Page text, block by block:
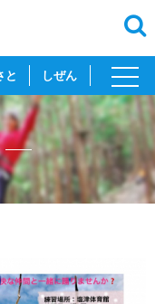
と しぜん
toggle